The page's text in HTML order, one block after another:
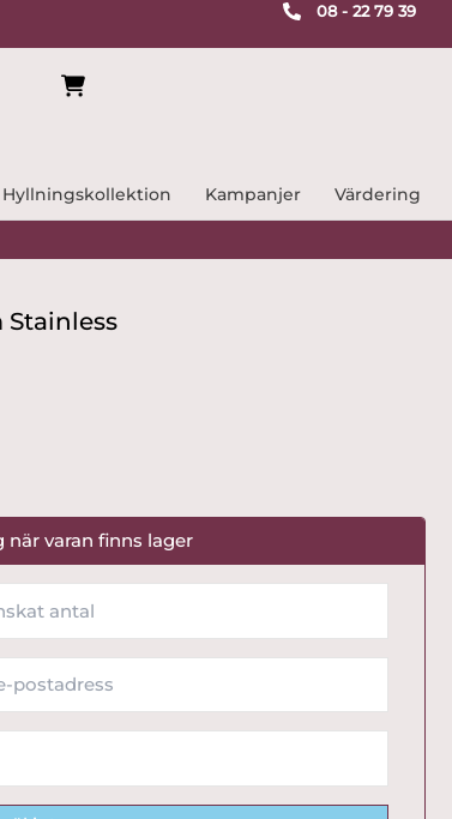
08 - 22 79 39
Hyllningskollektion Kampanjer Värdering
Stainless
varan finns lager